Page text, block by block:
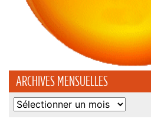
ARCHIVES MENSUELLES
Archives